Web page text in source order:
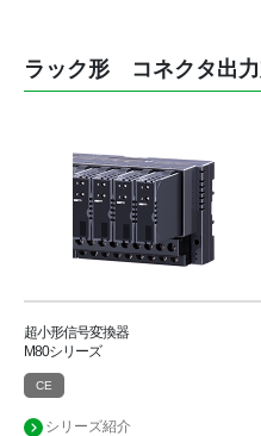
ラック形 コネクタ出
超小形信号変換器
M80シリーズ
CE
シリーズ紹介